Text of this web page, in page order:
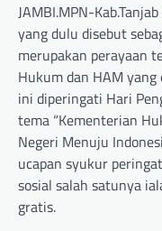
JAMBI.MPN-
yang dulu disebut
merupakan perayaan
Hukum dan HAM
ini diperingati Hari
tema “Kementerian
Negeri Menuju
ucapan syukur
sosial salah satunya
gratis.